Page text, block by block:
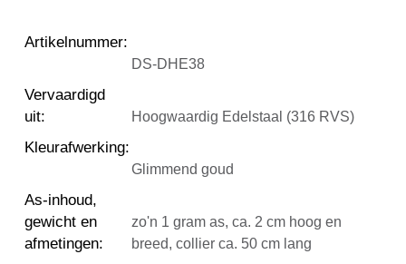
Artikelnummer:
DS-DHE38
Vervaardigd
uit: Hoogwaardig Edelstaal (316 RVS)
Kleurafwerking:
Glimmend goud
As-inhoud,
gewicht en
afmetingen:
zo'n 1 gram as, ca. 2 cm hoog en
breed, collier ca. 50 cm lang